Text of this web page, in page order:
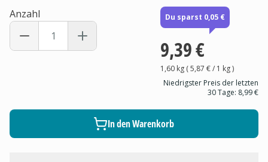
Anzahl Du sparst 0,05 €
9,39 €
1,60 kg(5,87 €/ 1 kg)
Niedrigster Preis der letzten
30 Tage: 8,99 €
In den Warenkorb